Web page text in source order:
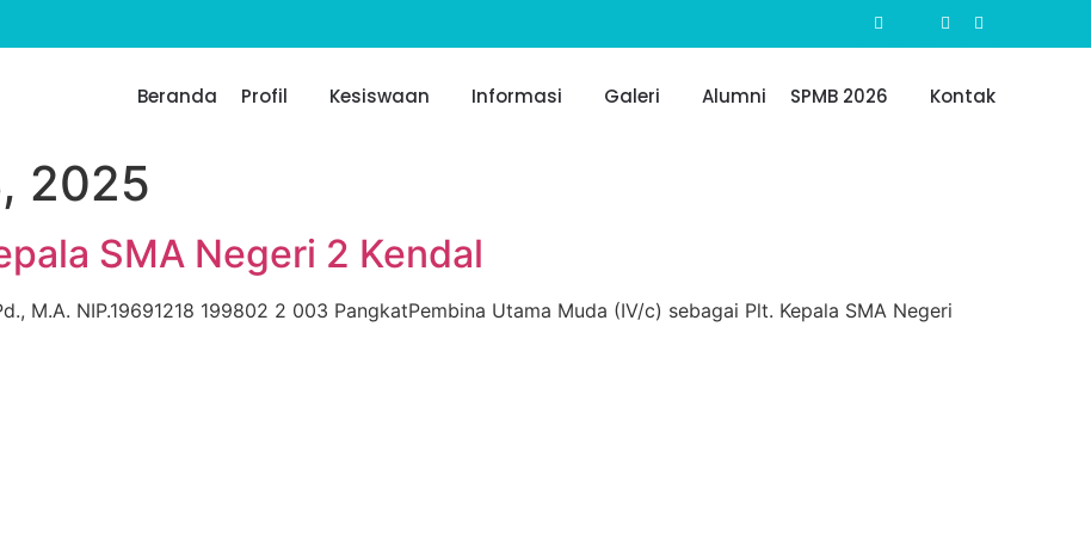
Beranda Profil Kesiswaan Informasi Galeri Alumni SPMB 2026 Kontak
2025
SMA Negeri 2 Kendal
M.A. NIP.19691218 199802 2 003 PangkatPembina Utama Muda (IV/c) sebagai Plt. Kepala SMA Negeri